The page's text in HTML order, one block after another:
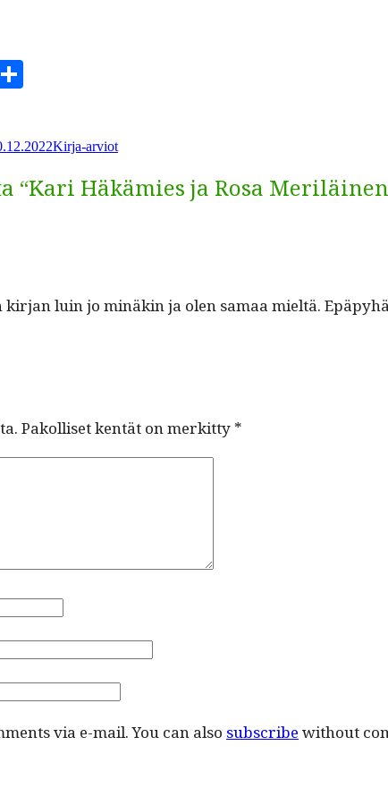
Telegram
Kirja-arviot
“Kari Häkämies ja Rosa
kir­jan luin jo minäkin ja olen samaa mieltä.
Pakolliset kentät on merkitty *
via e-mail. You can also subscribe without